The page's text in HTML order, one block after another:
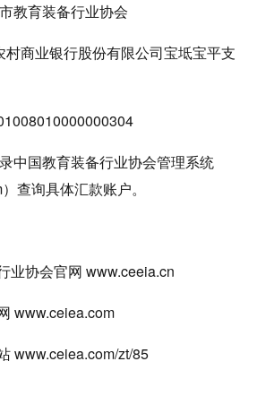
育装备行业协会
商业银行股份有限公司宝坻宝平支
国教育装备行业协会管理系统
）查询具体汇款账户。
协会官网 www.ceeia.cn
www.ceiea.com
www.ceiea.com/zt/85